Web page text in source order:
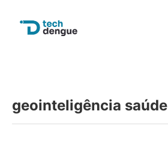
geointeligência saúde